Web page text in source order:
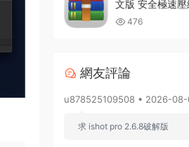
文版 安全極速壓
器 476
網友評論
u878525109508 • 2026-08-
求 ishot pro 2.6.8破解版